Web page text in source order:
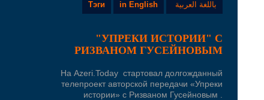
باللغة العربية in English
Тэги
"УПРЕКИ ИСТОРИИ" С
РИЗВАНОМ ГУСЕЙНОВЫМ
На Azeri.Today стартовал долгожданный
телепроект авторской передачи «Упреки
истории» с Ризваном Гусейновым .